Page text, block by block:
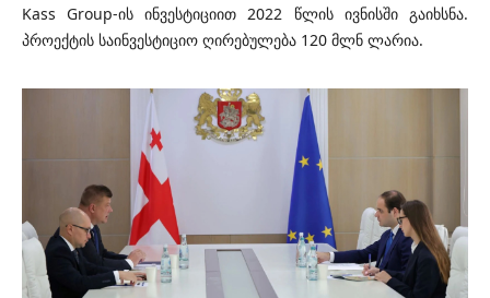
Kass Group-ის ინვესტიციით 2022 წლის ივნისში გაიხსნა.
პროექტის საინვესტიციო ღირებულება 120 მლნ ლარია.